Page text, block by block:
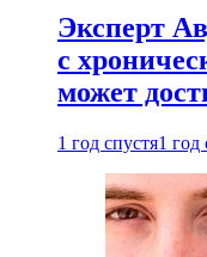
Эксперт
с
может
1 год спустя1 год